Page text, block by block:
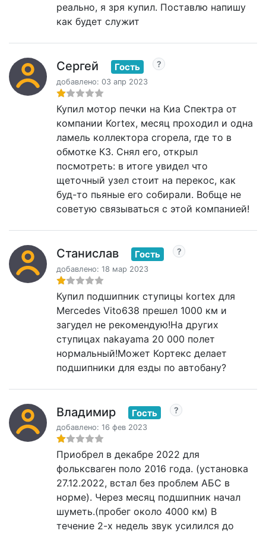
реально, я зря купил. Поставлю напишу
как будет служит
Сергей Гость
добавлено: 03 апр 2023
Купил мотор печки на Киа Спектра от
компании Kortex, месяц проходил и одна
ламель коллектора сгорела, где то в
обмотке КЗ. Снял его, открыл
посмотреть: в итоге увидел что
щеточный узел стоит на перекос, как
буд-то пьяные его собирали. Вобще не
советую связываться с этой компанией!
Станислав Гость
добавлено: 18 мар 2023
Купил подшипник ступицы kortex для
Mercedes Vito638 прешел 1000 км и
загудел не рекомендую!На других
ступицах nakayama 20 000 полет
нормальный!Может Кортекс делает
подшипники для езды по автобану?
Владимир Гость
добавлено: 16 фев 2023
Приобрел в декабре 2022 для
фольксваген поло 2016 года. (установка
27.12.2022, встал без проблем АБС в
норме). Через месяц подшипник начал
шуметь.(пробег около 4000 км) В
течение 2-х недель звук усилился до